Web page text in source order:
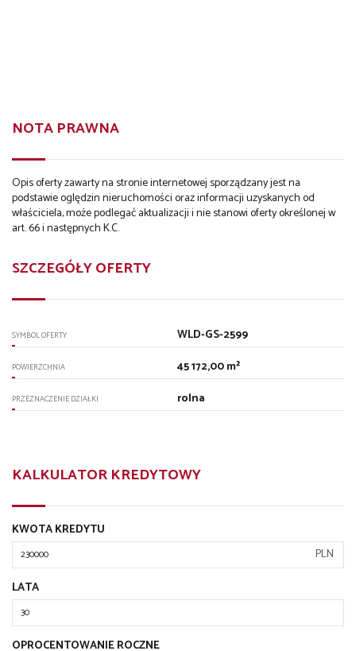
NOTA PRAWNA
Opis oferty zawarty na stronie internetowej sporządzany jest na
podstawie oględzin nieruchomości oraz informacji uzyskanych od
właściciela, może podlegać aktualizacji i nie stanowi oferty określonej w
art. 66 i następnych K.C.
SZCZEGÓŁY OFERTY
SYMBOL OFERTY WLD-GS-2599
POWIERZCHNIA 45 172,00 m²
PRZEZNACZENIE DZIAŁKI rolna
KALKULATOR KREDYTOWY
KWOTA KREDYTU
PLN
LATA
OPROCENTOWANIE ROCZNE